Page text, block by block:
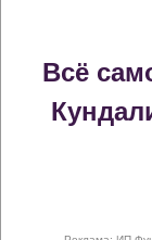
Комментарии (
Всё